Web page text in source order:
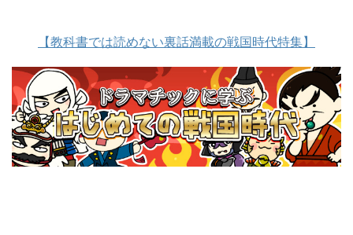
【教科書では読めない裏話満載の戦国時代特集】